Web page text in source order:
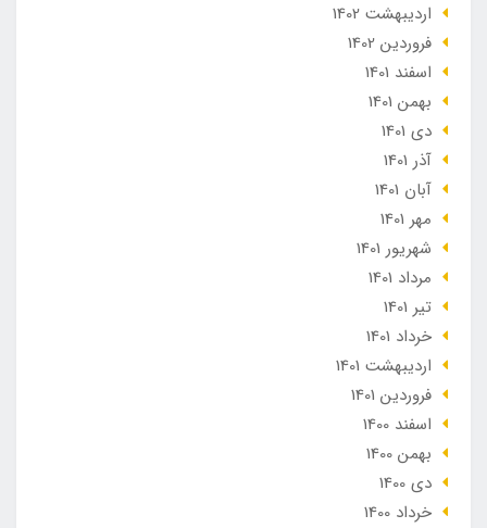
ارديبهشت 1402
فروردین 1402
اسفند 1401
بهمن 1401
دی 1401
آذر 1401
آبان 1401
مهر 1401
شهریور 1401
مرداد 1401
تير 1401
خرداد 1401
ارديبهشت 1401
فروردین 1401
اسفند 1400
بهمن 1400
دی 1400
خرداد 1400